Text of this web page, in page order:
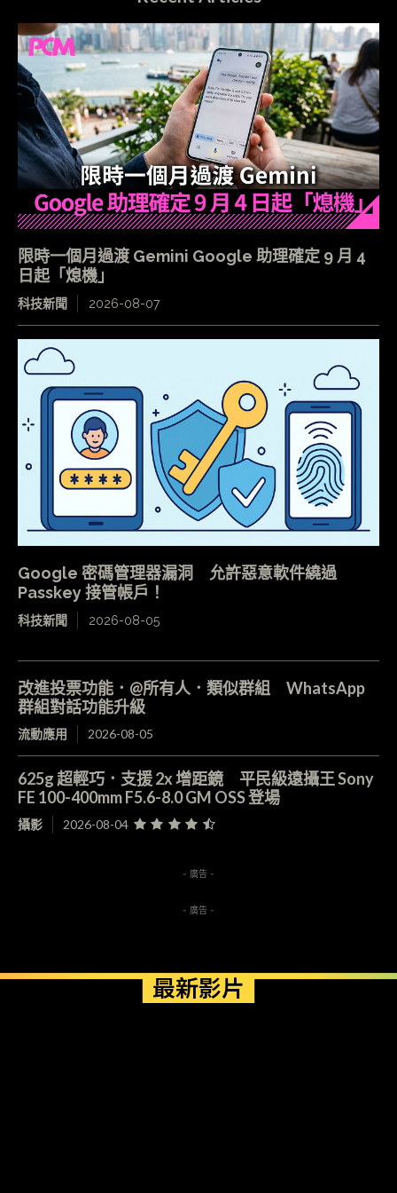
限時一個月過渡 Gemini Google 助理確定 9 月 4
日起「熄機」
科技新聞 2026-08-07
Google 密碼管理器漏洞 允許惡意軟件繞過
Passkey 接管帳戶！
科技新聞 2026-08-05
改進投票功能．@所有人．類似群組 WhatsApp
群組對話功能升級
流動應用 2026-08-05
625g 超輕巧．支援 2x 增距鏡 平民級遠攝王 Sony
FE 100-400mm F5.6-8.0 GM OSS 登場
攝影 2026-08-04
- 廣告 -
- 廣告 -
最新影片